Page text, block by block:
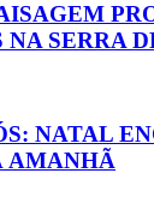
NA SERRA
NATAL
AMANHÃ